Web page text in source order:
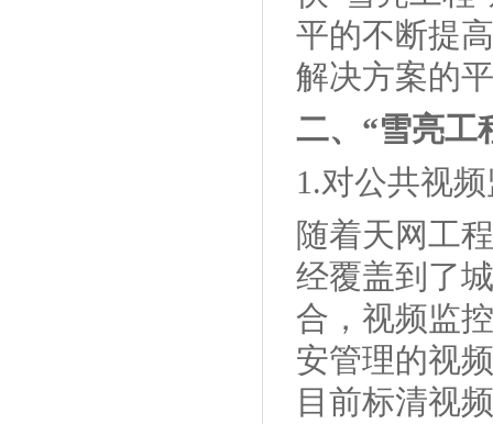
平的不断提
解决方案的
二、“雪亮工
1.对公共视
随着天网工
经覆盖到了
合，视频监
安管理的视
目前标清视